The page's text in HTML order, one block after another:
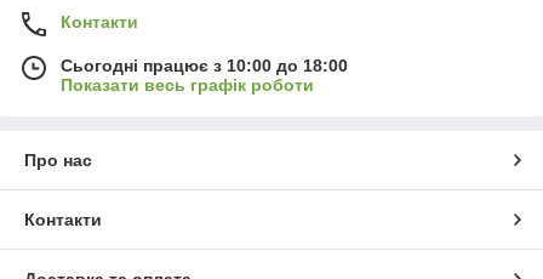
Контакти
Сьогодні працює з 10:00 до 18:00
Показати весь графік роботи
Про нас
Контакти